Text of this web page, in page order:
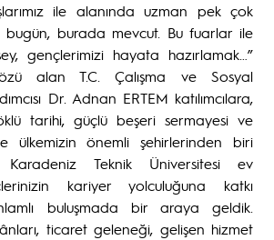
ile alanında uzman pek çok
bugün, burada mevcut. Bu fuarlar ile
gençlerimizi hayata hazırlamak…”
alan T.C. Çalışma ve Sosyal
Dr. Adnan ERTEM katılımcılara,
tarihi, güçlü beşeri sermayesi ve
ülkemizin önemli şehirlerinden biri
Karadeniz Teknik Üniversitesi ev
kariyer yolculuğuna katkı
buluşmada bir araya geldik.
ticaret geleneği, gelişen hizmet